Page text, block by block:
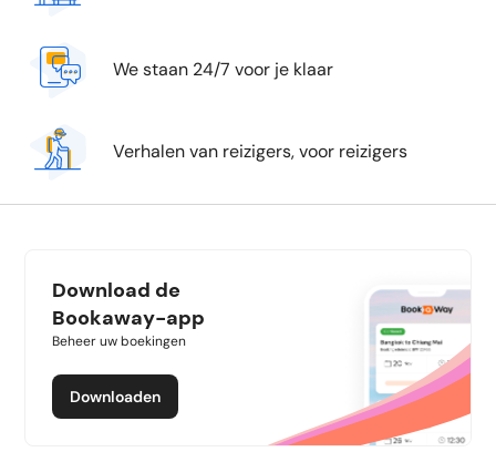
We staan 24/7 voor je klaar
Verhalen van reizigers, voor reizigers
Download de
Bookaway-app
Beheer uw boekingen
Downloaden